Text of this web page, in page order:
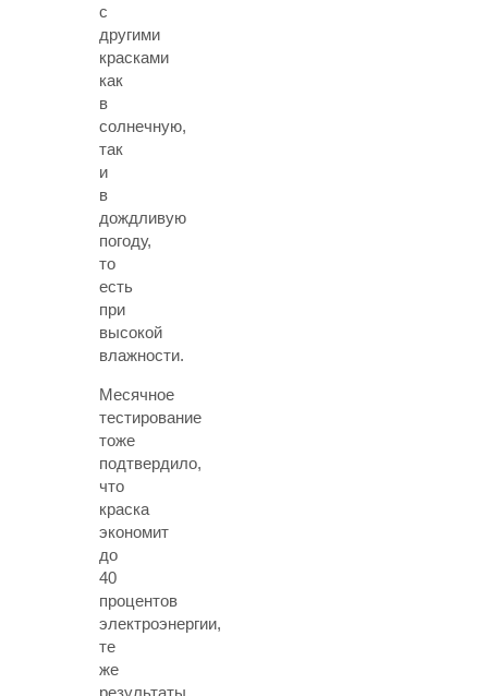
с
другими
красками
как
в
солнечную,
так
и
в
дождливую
погоду,
то
есть
при
высокой
влажности.
Месячное
тестирование
тоже
подтвердило,
что
краска
экономит
до
40
процентов
электроэнергии,
те
же